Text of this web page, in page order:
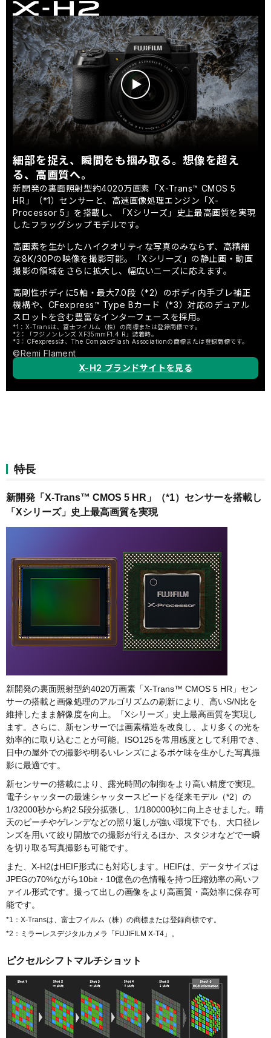
細部を捉え、瞬間をも掴み取る。想像を超え
る、高画質へ。
新開発の裏面照射型約4020万画素「X-Trans™ CMOS 5
HR」（*1）センサーと、高速画像処理エンジン「X-
Processor 5」を搭載し、「Xシリーズ」史上最高画質を実現
したフラッグシップモデルです。
高画素を生かしたハイクオリティな写真のみならず、高精細
な8K/30Pの映像を撮影可能。「Xシリーズ」の静止画・動画
撮影の領域をさらに拡大し、幅広いニーズに応えます。
高剛性ボディに5軸・最大7.0段（*2）のボディ内手ブレ補正
機構や、CFexpress™ Type Bカード（*3）対応のデュアル
スロットを含む豊富なインターフェースを採用。
*1：X-Transは、富士フイルム（株）の商標または登録商標です。
*2：「フジノンレンズ XF35mmF1.4 R」装着時。
*3：CFexpressは、The CompactFlash Associationの商標または登録商標です。
©Remi Flament
X-H2 ブランドサイトを見る
特長
新開発「X-Trans™ CMOS 5 HR」（*1）センサーを搭載し
「Xシリーズ」史上最高画質を実現
新開発の裏面照射型約4020万画素「X-Trans™ CMOS 5 HR」セン
サーの搭載と画像処理のアルゴリズムの刷新により、高いS/N比を
維持したまま解像度を向上。「Xシリーズ」史上最高画質を実現し
ます。さらに、新センサーでは画素構造を改良し、より多くの光を
効率的に取り込むことが可能。ISO125を常用感度として利用でき、
日中の屋外での撮影や明るいレンズによるボケ味を生かした写真撮
影に最適です。
新センサーの搭載により、露光時間の制御をより高い精度で実現。
電子シャッターの最速シャッタースピードを従来モデル（*2）の
1/32000秒から約2.5段分拡張し、1/180000秒に向上させました。晴
天のビーチやゲレンデなどの照り返しが強い環境下でも、大口径レ
ンズを用いて絞り開放での撮影が行えるほか、スタジオなどで一瞬
を切り取る写真撮影も可能です。
また、X-H2はHEIF形式にも対応します。HEIFは、データサイズは
JPEGの70%ながら10bit・10億色の色情報を持つ圧縮効率の高いフ
ァイル形式です。撮って出しの画像をより高画質・高効率に保存可
能です。
*1：X-Transは、富士フイルム（株）の商標または登録商標です。
*2：ミラーレスデジタルカメラ「FUJIFILM X-T4」。
ピクセルシフトマルチショット